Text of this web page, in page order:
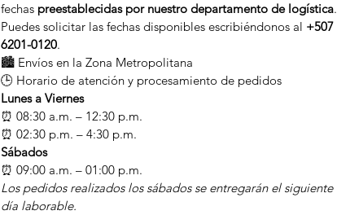
fechas preestablecidas por nuestro departamento de logística.
Puedes solicitar las fechas disponibles escribiéndonos al +507
6201-0120.
🏙️ Envíos en la Zona Metropolitana
🕒 Horario de atención y procesamiento de pedidos
Lunes a Viernes
⏰ 08:30 a.m. – 12:30 p.m.
⏰ 02:30 p.m. – 4:30 p.m.
Sábados
⏰ 09:00 a.m. – 01:00 p.m.
Los pedidos realizados los sábados se entregarán el siguiente
día laborable.